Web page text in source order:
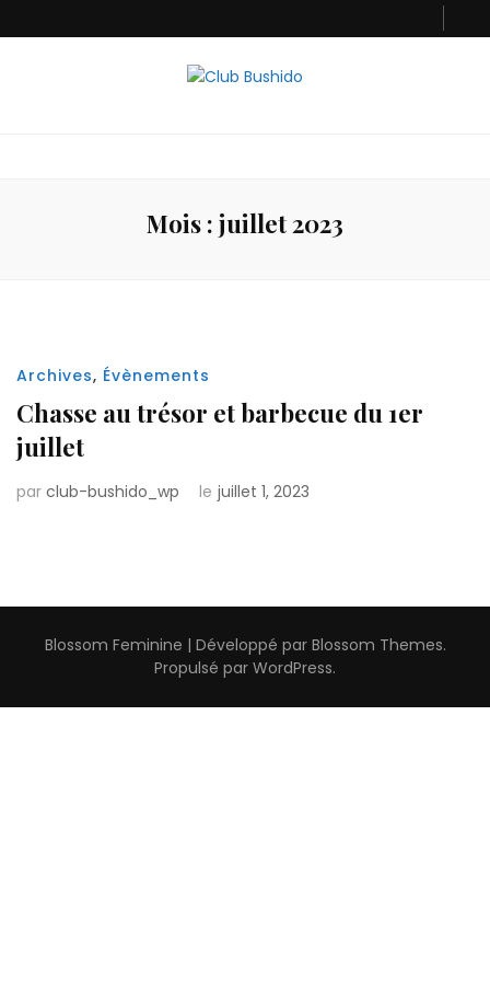
Mois : juillet 2023
Archives, Évènements
Chasse au trésor et barbecue du 1er
juillet
par club-bushido_wp le juillet 1, 2023
Blossom Feminine | Développé par Blossom Themes.
Propulsé par WordPress.